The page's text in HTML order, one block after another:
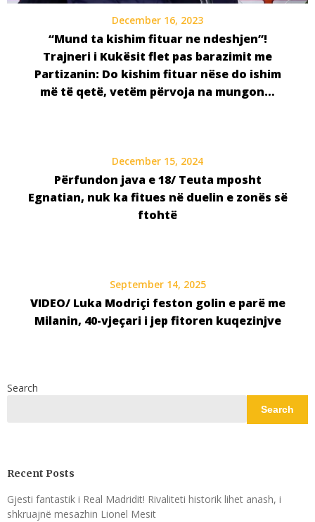
December 16, 2023
“Mund ta kishim fituar ne ndeshjen”!
Trajneri i Kukësit flet pas barazimit me
Partizanin: Do kishim fituar nëse do ishim
më të qetë, vetëm përvoja na mungon…
December 15, 2024
Përfundon java e 18/ Teuta mposht
Egnatian, nuk ka fitues në duelin e zonës së
ftohtë
September 14, 2025
VIDEO/ Luka Modriçi feston golin e parë me
Milanin, 40-vjeçari i jep fitoren kuqezinjve
Search
Search
Recent Posts
Gjesti fantastik i Real Madridit! Rivaliteti historik lihet anash, i
shkruajnë mesazhin Lionel Mesit